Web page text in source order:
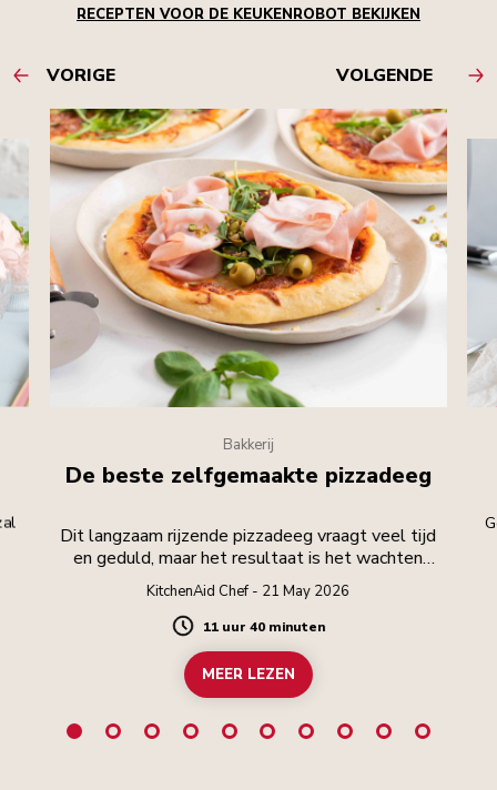
RECEPTEN VOOR DE KEUKENROBOT BEKIJKEN
VORIGE VOLGENDE
Bakkerij
De beste zelfgemaakte pizzadeeg
Dit langzaam rijzende pizzadeeg vraagt veel tijd
en geduld, maar het resultaat is het wachten
waard.
KitchenAid Chef - 21 May 2026
Duration
11 uur 40 minuten
MEER LEZEN